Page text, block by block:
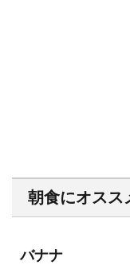
朝食にオスス
バナナ